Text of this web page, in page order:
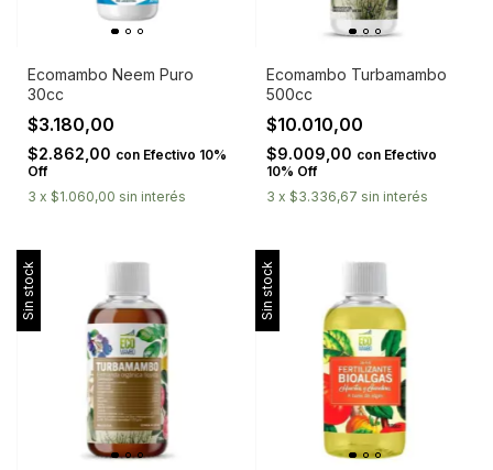
Ecomambo Neem Puro
30cc
$3.180,00
$2.862,00 con Efectivo 10%
Off
3 x $1.060,00 sin interés
Ecomambo Turbamambo
500cc
$10.010,00
$9.009,00 con Efectivo
10% Off
3 x $3.336,67 sin interés
Sin stock Sin stock